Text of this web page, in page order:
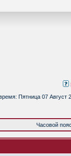
Пятница 07 Август
Часовой